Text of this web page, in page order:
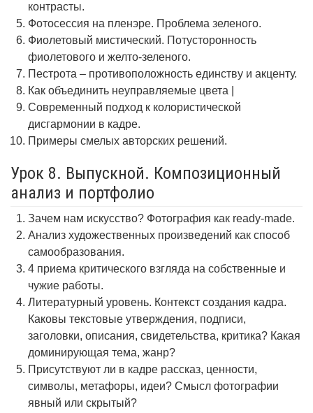
контрасты.
Фотосессия на пленэре. Проблема зеленого.
Фиолетовый мистический. Потусторонность
фиолетового и желто-зеленого.
Пестрота – противоположность единству и акценту.
Как объединить неуправляемые цвета |
Современный подход к колористической
дисгармонии в кадре.
Примеры смелых авторских решений.
Урок 8. Выпускной. Композиционный
анализ и портфолио
Зачем нам искусство? Фотография как ready-made.
Анализ художественных произведений как способ
самообразования.
4 приема критического взгляда на собственные и
чужие работы.
Литературный уровень. Контекст создания кадра.
Каковы текстовые утверждения, подписи,
заголовки, описания, свидетельства, критика? Какая
доминирующая тема, жанр?
Присутствуют ли в кадре рассказ, ценности,
символы, метафоры, идеи? Смысл фотографии
явный или скрытый?